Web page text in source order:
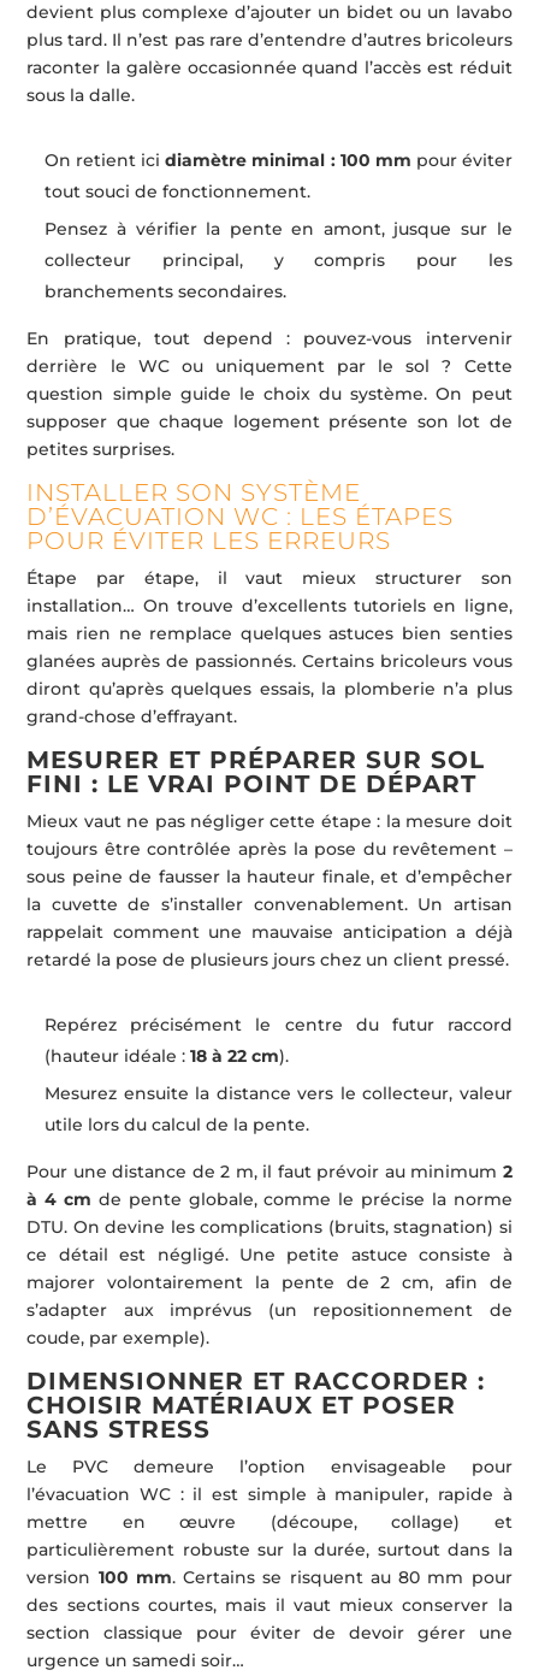
devient plus complexe d’ajouter un bidet ou un lavabo
plus tard. Il n’est pas rare d’entendre d’autres bricoleurs
raconter la galère occasionnée quand l’accès est réduit
sous la dalle.
On retient icidiamètre minimal : 100 mm pour éviter
tout souci de fonctionnement.
Pensez à vérifier la pente en amont, jusque sur le
collecteur principal, y compris pour les
branchements secondaires.
En pratique, tout depend : pouvez-vous intervenir
derrière le WC ou uniquement par le sol ? Cette
question simple guide le choix du système. On peut
supposer que chaque logement présente son lot de
petites surprises.
INSTALLER SON SYSTÈME
D’ÉVACUATION WC : LES ÉTAPES
POUR ÉVITER LES ERREURS
Étape par étape, il vaut mieux structurer son
installation… On trouve d’excellents tutoriels en ligne,
mais rien ne remplace quelques astuces bien senties
glanées auprès de passionnés. Certains bricoleurs vous
diront qu’après quelques essais, la plomberie n’a plus
grand-chose d’effrayant.
MESURER ET PRÉPARER SUR SOL
FINI : LE VRAI POINT DE DÉPART
Mieux vaut ne pas négliger cette étape : la mesure doit
toujours être contrôlée après la pose du revêtement –
sous peine de fausser la hauteur finale, et d’empêcher
la cuvette de s’installer convenablement. Un artisan
rappelait comment une mauvaise anticipation a déjà
retardé la pose de plusieurs jours chez un client pressé.
Repérez précisément le centre du futur raccord
(hauteur idéale :18 à 22 cm).
Mesurez ensuite la distance vers le collecteur, valeur
utile lors du calcul de la pente.
Pour une distance de 2 m, il faut prévoir au minimum 2
à 4 cm de pente globale, comme le précise la norme
DTU. On devine les complications (bruits, stagnation) si
ce détail est négligé. Une petite astuce consiste à
majorer volontairement la pente de 2 cm, afin de
s’adapter aux imprévus (un repositionnement de
coude, par exemple).
DIMENSIONNER ET RACCORDER :
CHOISIR MATÉRIAUX ET POSER
SANS STRESS
Le PVC demeure l’option envisageable pour
l’évacuation WC : il est simple à manipuler, rapide à
mettre en œuvre (découpe, collage) et
particulièrement robuste sur la durée, surtout dans la
version 100 mm. Certains se risquent au 80 mm pour
des sections courtes, mais il vaut mieux conserver la
section classique pour éviter de devoir gérer une
urgence un samedi soir…